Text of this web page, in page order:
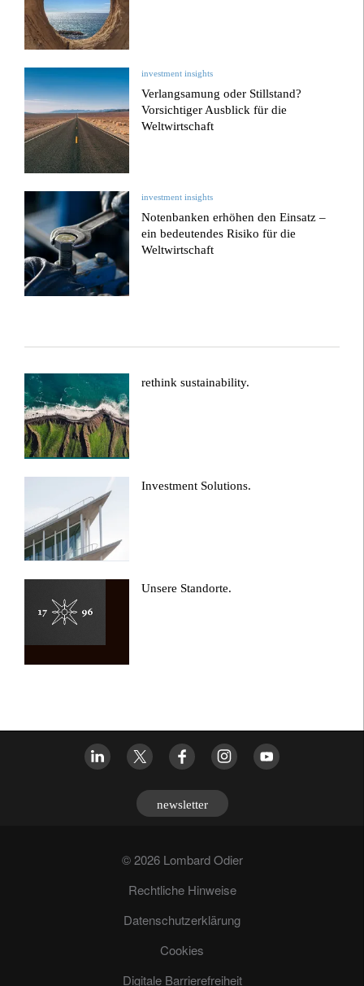
investment insights
Verlangsamung oder Stillstand?
Vorsichtiger Ausblick für die
Weltwirtschaft
investment insights
Notenbanken erhöhen den Einsatz –
ein bedeutendes Risiko für die
Weltwirtschaft
rethink sustainability.
Investment Solutions.
Unsere Standorte.
newsletter
© 2026 Lombard Odier
Rechtliche Hinweise
Datenschutzerklärung
Cookies
Digitale Barrierefreiheit